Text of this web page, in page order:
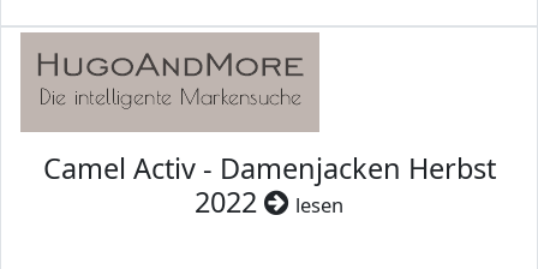
Camel Activ - Damenjacken Herbst
2022
lesen